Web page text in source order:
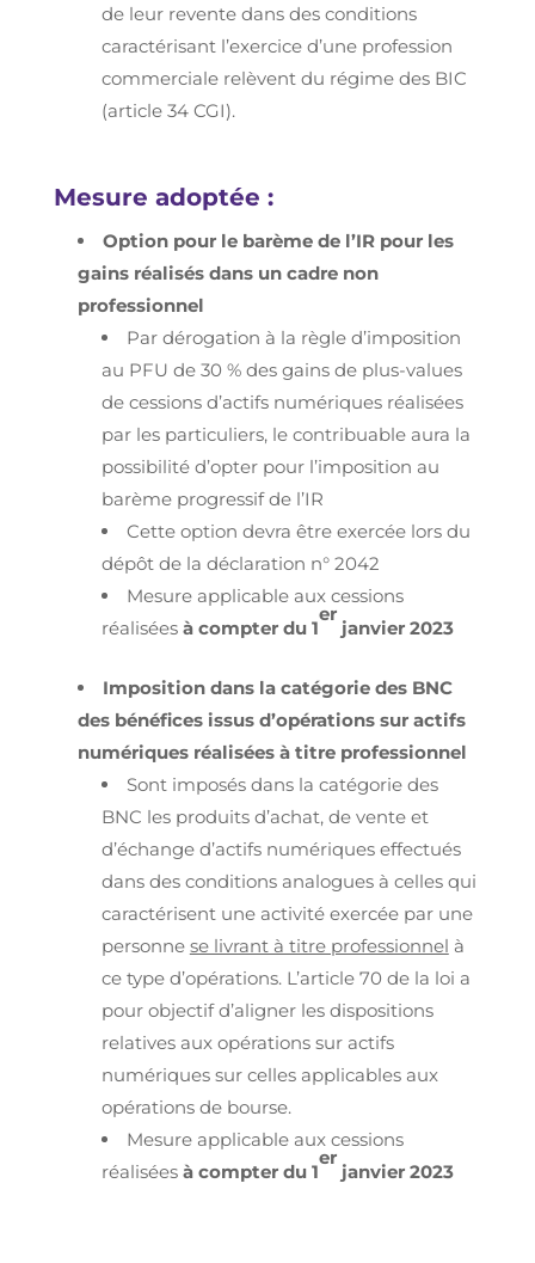
de leur revente dans des conditions
caractérisant l’exercice d’une profession
commerciale relèvent du régime des BIC
(article 34 CGI).
Mesure adoptée :
Option pour le barème de l’IR pour les
gains réalisés dans un cadre non
professionnel
Par dérogation à la règle d’imposition
au PFU de 30 % des gains de plus-values
de cessions d’actifs numériques réalisées
par les particuliers, le contribuable aura la
possibilité d’opter pour l’imposition au
barème progressif de l’IR
Cette option devra être exercée lors du
dépôt de la déclaration n° 2042
Mesure applicable aux cessions
réalisées à compter du 1
er
janvier 2023
Imposition dans la catégorie des BNC
des bénéfices issus d’opérations sur actifs
numériques réalisées à titre professionnel
Sont imposés dans la catégorie des
BNC les produits d’achat, de vente et
d’échange d’actifs numériques effectués
dans des conditions analogues à celles qui
caractérisent une activité exercée par une
personne se livrant à titre professionnel à
ce type d’opérations. L’article 70 de la loi a
pour objectif d’aligner les dispositions
relatives aux opérations sur actifs
numériques sur celles applicables aux
opérations de bourse.
Mesure applicable aux cessions
réalisées à compter du 1
er
janvier 2023